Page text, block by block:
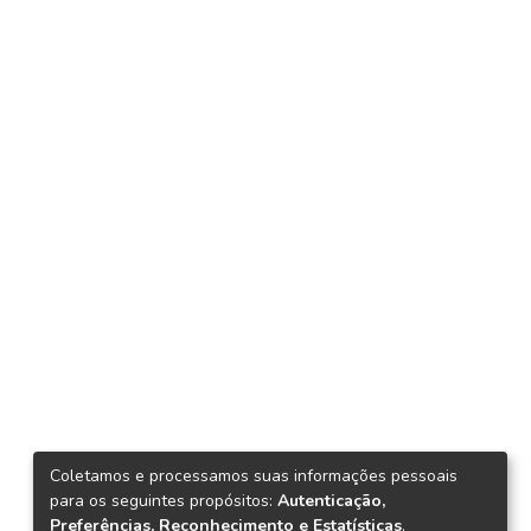
Coletamos e processamos suas informações pessoais
para os seguintes propósitos: Autenticação,
Preferências, Reconhecimento e Estatísticas.